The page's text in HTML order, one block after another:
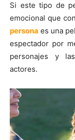
Si este tipo de
emocional que
persona es una
espectador por
personajes y
actores.